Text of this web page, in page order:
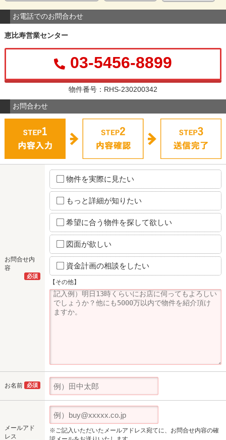
お電話でのお問合わせ
恵比寿営業センター
03-5456-8899
物件番号：RHS-230200342
お問合わせ
お問合せ内
容
必須
物件を実際に見たい
もっと詳細が知りたい
希望に合う物件を探して欲しい
図面が欲しい
資金計画の相談をしたい
【その他】
お名前 必須
メールアド
レス
※ご記入いただいたメールアドレス宛てに、お問合せ内容の確